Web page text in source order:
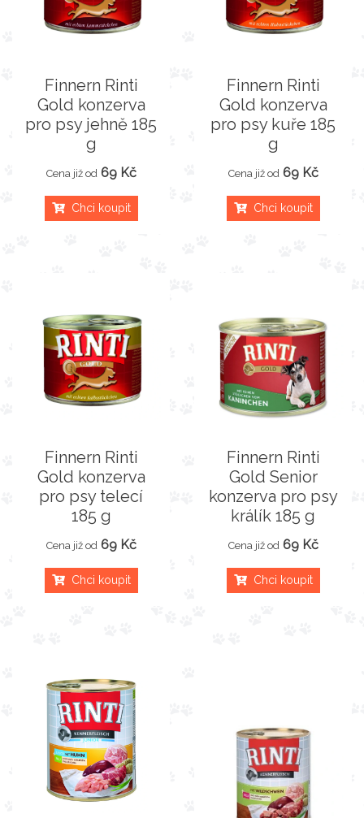
Finnern Rinti
Gold konzerva
pro psy jehně 185
g
Cena již od 69 Kč
Chci koupit
Finnern Rinti
Gold konzerva
pro psy kuře 185
g
Cena již od 69 Kč
Chci koupit
Finnern Rinti
Gold konzerva
pro psy telecí
185 g
Cena již od 69 Kč
Chci koupit
Finnern Rinti
Gold Senior
konzerva pro psy
králík 185 g
Cena již od 69 Kč
Chci koupit